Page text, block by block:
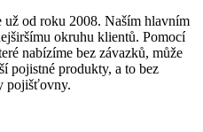
od roku 2008. Naším hlavním
okruhu klientů. Pomocí
nabízíme bez závazků, může
pojistné produkty, a to bez
pojišťovny.